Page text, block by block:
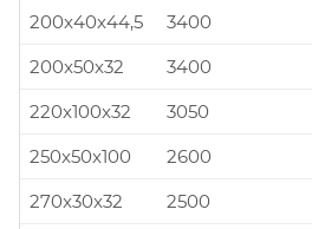
200x40x44,5
3400
200x50x32
3400
220x100x32
3050
250x50x100
2600
270x30x32
2500